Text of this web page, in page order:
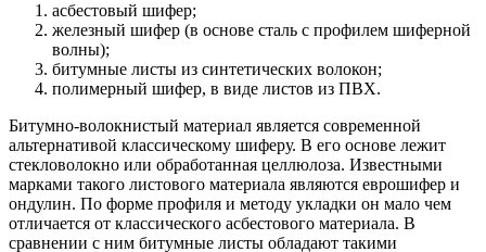
асбестовый шифер;
железный шифер (в основе сталь с профилем шиферной
волны);
битумные листы из синтетических волокон;
полимерный шифер, в виде листов из ПВХ.
Битумно-волокнистый материал является современной
альтернативой классическому шиферу. В его основе лежит
стекловолокно или обработанная целлюлоза. Известными
марками такого листового материала являются еврошифер и
ондулин. По форме профиля и методу укладки он мало чем
отличается от классического асбестового материала. В
сравнении с ним битумные листы обладают такими